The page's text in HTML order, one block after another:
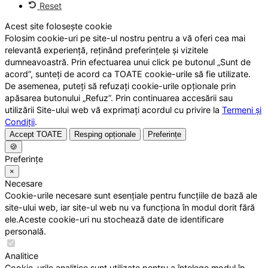
Reset
Acest site folosește cookie
Folosim cookie-uri pe site-ul nostru pentru a vă oferi cea mai
relevantă experiență, reținând preferințele și vizitele
dumneavoastră. Prin efectuarea unui click pe butonul „Sunt de
acord”, sunteți de acord ca TOATE cookie-urile să fie utilizate.
De asemenea, puteți să refuzați cookie-urile opționale prin
apăsarea butonului „Refuz”. Prin continuarea accesării sau
utilizării Site-ului web vă exprimați acordul cu privire la Termeni și
Condiții.
Accept TOATE Resping opționale
Preferințe
🍪
Preferințe
×
Necesare
Cookie-urile necesare sunt esențiale pentru funcțiile de bază ale
site-ului web, iar site-ul web nu va funcționa în modul dorit fără
ele.Aceste cookie-uri nu stochează date de identificare
personală.
Analitice